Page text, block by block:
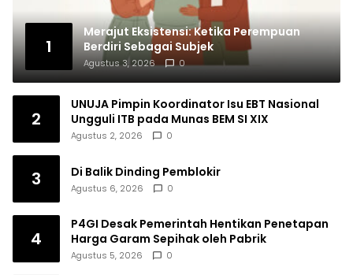
1
Merajut Eksistensi: Ketika Perempuan
Berdiri Sebagai Subjek
Agustus 3, 2026 0
2
UNUJA Pimpin Koordinator Isu EBT Nasional
Ungguli ITB pada Munas BEM SI XIX
Agustus 2, 2026 0
3 Di Balik Dinding Pemblokir
Agustus 6, 2026 0
4
P4GI Desak Pemerintah Hentikan Penetapan
Harga Garam Sepihak oleh Pabrik
Agustus 5, 2026 0